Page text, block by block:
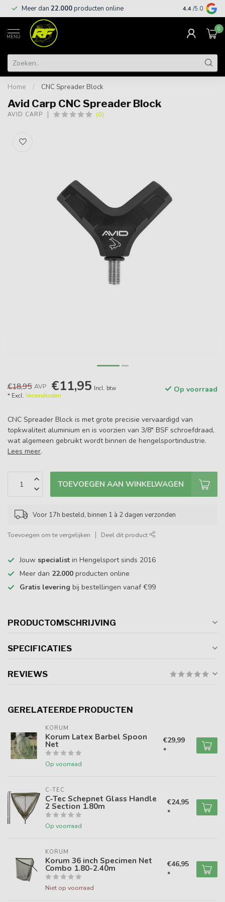
Meer dan 22.000producten online Gratis
4.4 /5.0
MENU
0
Home / CNC Spreader Block
Avid Carp CNC Spreader Block
AVID CARP (0)
€18,95 AVP €11,95 Incl. btw
* Excl. Verzendkosten
Op voorraad
CNC Spreader Block is met grote precisie vervaardigd van
topkwaliteit aluminium en is voorzien van 3/8" BSF schroefdraad,
wat algemeen gebruikt wordt binnen de hengelsportindustrie.
Lees meer.
TOEVOEGEN AAN WINKELWAGEN
Voor 17h besteld, binnen 1 à 2 dagen verzonden
Toevoegen om te vergelijken Deel dit product
Jouw specialist in Hengelsport sinds 2016
Meer dan 22.000 producten online
Gratis levering bij bestellingen vanaf €99
PRODUCTOMSCHRIJVING
SPECIFICATIES
REVIEWS
GERELATEERDE PRODUCTEN
KORUM
Korum Latex Barbel Spoon
Net
Op voorraad
€29,99
*
C-TEC
C-Tec Schepnet Glass Handle
2 Section 1.80m
Op voorraad
€24,95
*
KORUM
Korum 36 inch Specimen Net
Combo 1.80-2.40m
Niet op voorraad
€46,95
*